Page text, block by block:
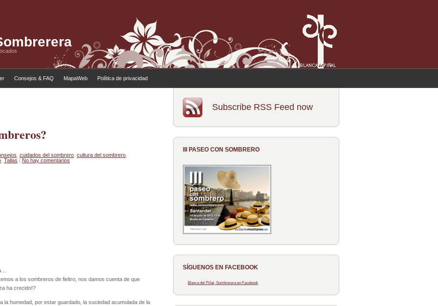
Consejos & FAQ MapaWeb Política de privacidad
cuidados del sombrero cultura del sombrero
Tallas | No hay comentarios
a los sombreros de fieltro, nos damos cuenta de que
ha crecido!?
la humedad, por estar guardado, la suciedad acumulada de la
Subscribe RSS Feed now
III PASEO CON SOMBRERO
SÍGUENOS EN FACEBOOK
Blanca del Piñal, Sombrerera en Facebook